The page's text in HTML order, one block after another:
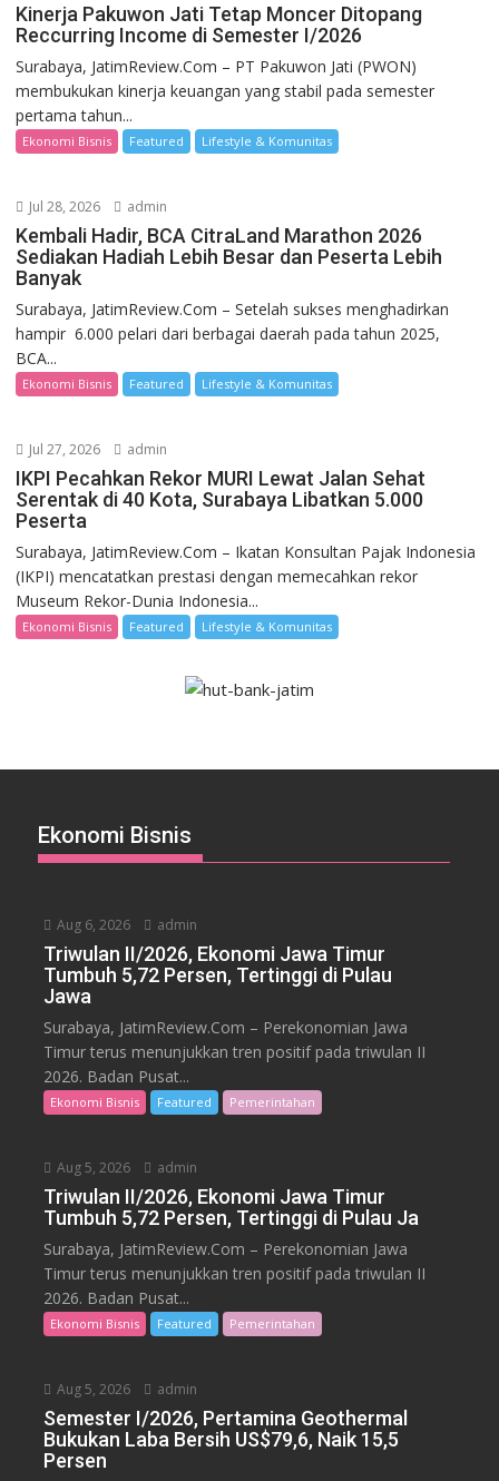
Kinerja Pakuwon Jati Tetap Moncer Ditopang
Reccurring Income di Semester I/2026
Surabaya, JatimReview.Com – PT Pakuwon Jati (PWON)
membukukan kinerja keuangan yang stabil pada semester
pertama tahun...
Ekonomi Bisnis Featured Lifestyle & Komunitas
Jul 28, 2026 admin
Kembali Hadir, BCA CitraLand Marathon 2026
Sediakan Hadiah Lebih Besar dan Peserta Lebih
Banyak
Surabaya, JatimReview.Com – Setelah sukses menghadirkan
hampir 6.000 pelari dari berbagai daerah pada tahun 2025,
BCA...
Ekonomi Bisnis Featured Lifestyle & Komunitas
Jul 27, 2026 admin
IKPI Pecahkan Rekor MURI Lewat Jalan Sehat
Serentak di 40 Kota, Surabaya Libatkan 5.000
Peserta
Surabaya, JatimReview.Com – Ikatan Konsultan Pajak Indonesia
(IKPI) mencatatkan prestasi dengan memecahkan rekor
Museum Rekor-Dunia Indonesia...
Ekonomi Bisnis Featured Lifestyle & Komunitas
Ekonomi Bisnis
Aug 6, 2026 admin
Triwulan II/2026, Ekonomi Jawa Timur
Tumbuh 5,72 Persen, Tertinggi di Pulau
Jawa
Surabaya, JatimReview.Com – Perekonomian Jawa
Timur terus menunjukkan tren positif pada triwulan II
2026. Badan Pusat...
Ekonomi Bisnis Featured Pemerintahan
Aug 5, 2026 admin
Triwulan II/2026, Ekonomi Jawa Timur
Tumbuh 5,72 Persen, Tertinggi di Pulau Ja
Surabaya, JatimReview.Com – Perekonomian Jawa
Timur terus menunjukkan tren positif pada triwulan II
2026. Badan Pusat...
Ekonomi Bisnis Featured Pemerintahan
Aug 5, 2026 admin
Semester I/2026, Pertamina Geothermal
Bukukan Laba Bersih US$79,6, Naik 15,5
Persen